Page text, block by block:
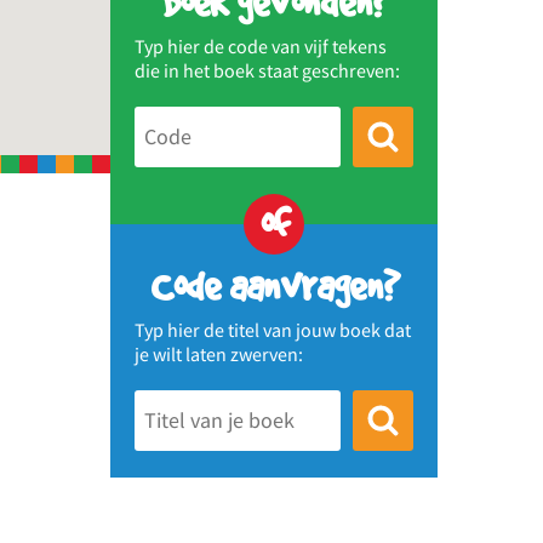
Typ hier de code van vijf tekens
die in het boek staat geschreven:
of
Code aanvragen?
Typ hier de titel van jouw boek dat
je wilt laten zwerven: